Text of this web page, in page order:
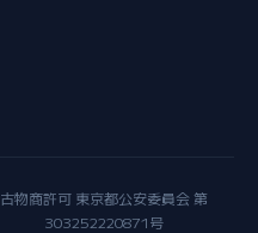
古物商許可 東京都公安委員会 第
303252220871号